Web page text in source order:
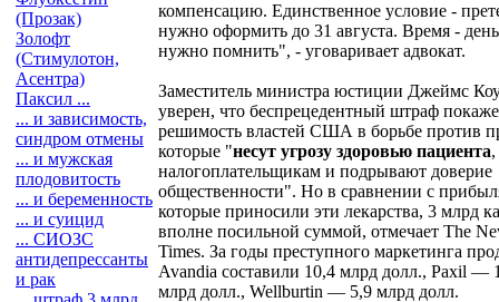
(Прозак)
Золофт
(Стимулотон,
Асентра)
Паксил ...
... и зависимость,
синдром отмены
... и мужская
плодовитость
... и беременность
... и суицид
... СИОЗС
антидепрессанты
и рак
компенсацию. Единственное условие -
нужно оформить до 31 августа. Время -
нужно помнить", - уговаривает адвокат.
Заместитель министра юстиции Джеймс
уверен, что беспрецедентный штраф
решимость властей США в борьбе против
которые "несут угрозу здоровью пациента
налогоплательщикам и подрывают доверие
общественности". Но в сравнении с
которые приносили эти лекарства, 3 млрд
вполне посильной суммой, отмечает The
Times. За годы преступного маркетинга
Avandia составили 10,4 млрд долл., Paxil —
млрд долл., Wellburtin — 5,9 млрд долл.